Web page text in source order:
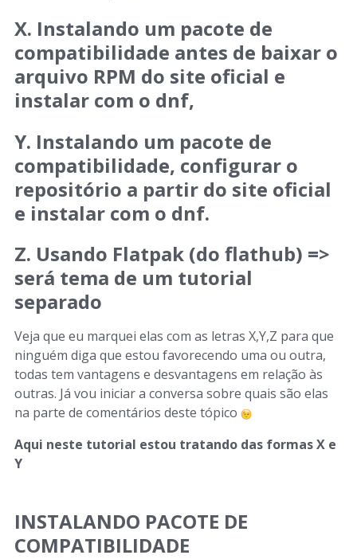
X. Instalando um pacote de
compatibilidade antes de baixar o
arquivo RPM do site oficial e
instalar com o dnf,
Y. Instalando um pacote de
compatibilidade, configurar o
repositório a partir do site oficial
e instalar com o dnf.
Z. Usando Flatpak (do flathub) =>
será tema de um tutorial
separado
Veja que eu marquei elas com as letras X,Y,Z para que
ninguém diga que estou favorecendo uma ou outra,
todas tem vantagens e desvantagens em relação às
outras. Já vou iniciar a conversa sobre quais são elas
na parte de comentários deste tópico
Aqui neste tutorial estou tratando das formas X e
Y
INSTALANDO PACOTE DE
COMPATIBILIDADE